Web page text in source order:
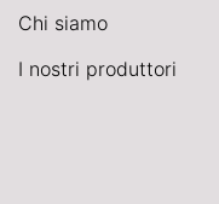
Chi siamo
I nostri produttori